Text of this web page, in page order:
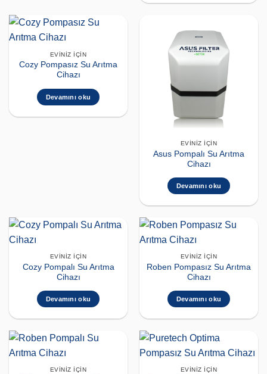
EVINIZ İÇIN
Cozy Pompasız Su Arıtma
Cihazı
Devamını oku
EVINIZ İÇIN
Asus Pompalı Su Arıtma
Cihazı
Devamını oku
EVINIZ İÇIN
Cozy Pompalı Su Arıtma
Cihazı
Devamını oku
EVINIZ İÇIN
Roben Pompasız Su Arıtma
Cihazı
Devamını oku
EVINIZ İÇIN EVINIZ İÇIN